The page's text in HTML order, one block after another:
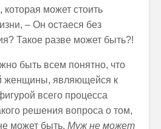
которая может стоить
– Он остаеся без
Такое разве может быть?!
быть всем понятно, что
женщины, являющейся к
всего процесса
решения вопроса о том,
может быть. Муж не может